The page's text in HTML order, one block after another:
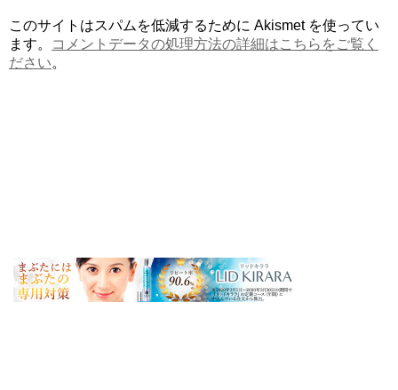
このサイトはスパムを低減するために Akismet を使ってい
ます。
コメントデータの処理方法の詳細はこちらをご覧く
ださい。